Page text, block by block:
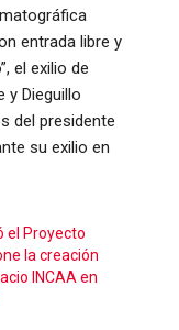
entrada libre y
el exilio de
y Dieguillo
del presidente
su exilio en
el Proyecto
la creación
INCAA en